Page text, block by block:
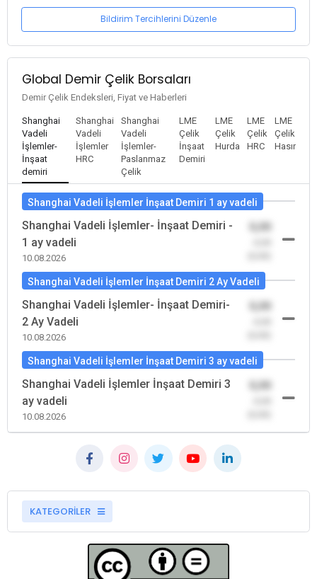
Bildirim Tercihlerini Düzenle
Global Demir Çelik Borsaları
Demir Çelik Endeksleri, Fiyat ve Haberleri
Shanghai
Vadeli
İşlemler-
İnşaat
demiri
Shanghai
Vadeli
İşlemler
HRC
Shanghai
Vadeli
İşlemler-
Paslanmaz
Çelik
LME
Çelik
İnşaat
Demiri
LME
Çelik
Hurda
LME
Çelik
HRC
LME
Çelik
Hasır
Shanghai Vadeli İşlemler İnşaat Demiri 1 ay vadeli
Shanghai Vadeli İşlemler- İnşaat Demiri -
1 ay vadeli
10.08.2026
Shanghai Vadeli İşlemler İnşaat Demiri 2 Ay Vadeli
Shanghai Vadeli İşlemler- İnşaat Demiri-
2 Ay Vadeli
10.08.2026
Shanghai Vadeli İşlemler İnşaat Demiri 3 ay vadeli
Shanghai Vadeli İşlemler İnşaat Demiri 3
ay vadeli
10.08.2026
KATEGORİLER